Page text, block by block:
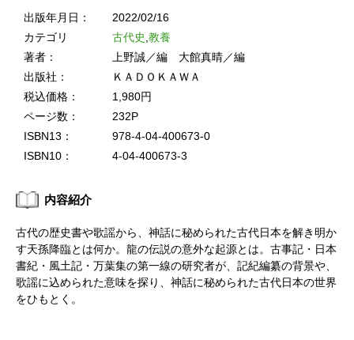
出版年月日：
2022/02/16
カテゴリ
古代史 教養
著者：
上野誠／編 大館真晴／編
出版社：
ＫＡＤＯＫＡＷＡ
税込価格：
1,980円
ページ数：
232P
ISBN13：
978-4-04-400673-0
ISBN10：
4-04-400673-3
内容紹介
古代の歴史書や歌謡から、神話に秘められた古代日本を解き明か
す天孫降臨とは何か。龍の伝説の意外な起源とは。古事記・日本
書紀・風土記・万葉集の第一線の研究者が、記紀編纂の背景や、
歌謡に込められた意味を探り、神話に秘められた古代日本の世界
をひもとく。